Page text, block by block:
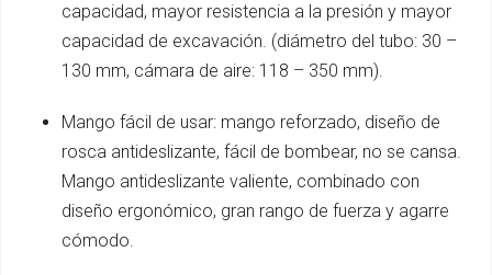
capacidad, mayor resistencia a la presión y mayor
capacidad de excavación. (diámetro del tubo: 30 –
130 mm, cámara de aire: 118 – 350 mm).
Mango fácil de usar: mango reforzado, diseño de
rosca antideslizante, fácil de bombear, no se cansa.
Mango antideslizante valiente, combinado con
diseño ergonómico, gran rango de fuerza y agarre
cómodo.